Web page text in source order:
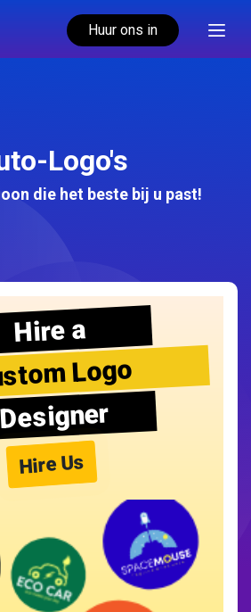
Huur ons in
Logo's
die het beste bij u past!
Hire a
Logo
Designer
Hire Us